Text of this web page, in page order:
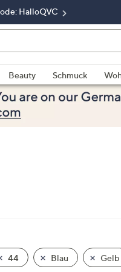
HalloQVC
Beauty Schmuck
44 Blau Gelb